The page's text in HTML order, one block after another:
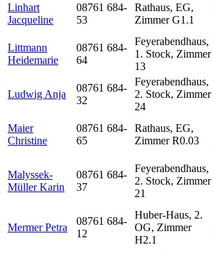
Linhart
Jacqueline
08761 684-
53
Rathaus, EG,
Zimmer G1.1
Littmann
Heidemarie
08761 684-
64
Feyerabendhaus,
1. Stock, Zimmer
13
Ludwig Anja
08761 684-
32
Feyerabendhaus,
2. Stock, Zimmer
24
Maier
Christine
08761 684-
65
Rathaus, EG,
Zimmer R0.03
Malyssek-
Müller Karin
08761 684-
37
Feyerabendhaus,
2. Stock, Zimmer
21
Mermer Petra
08761 684-
12
Huber-Haus, 2.
OG, Zimmer
H2.1